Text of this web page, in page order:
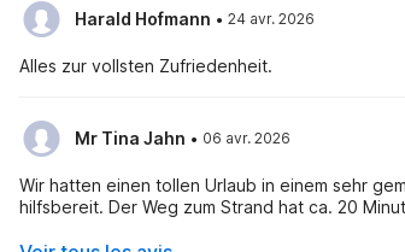
Harald Hofmann · 24 avr. 2026
Alles zur vollsten Zufriedenheit.
Mr Tina Jahn · 06 avr. 2026
Wir hatten einen tollen Urlaub in einem sehr